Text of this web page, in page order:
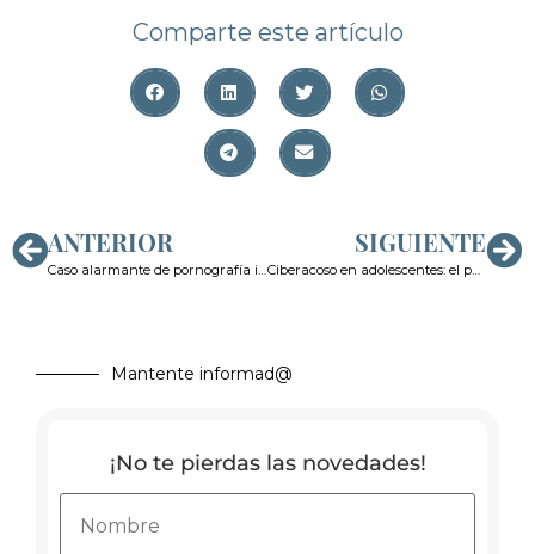
Comparte este artículo
ANTERIOR
Caso alarmante de pornografía infantil: Niñas desnudadas con Inteligencia Artificial
SIGUIENTE
Ciberacoso en adolescentes: el papel de las redes sociales
Mantente informad@
¡No te pierdas las novedades!